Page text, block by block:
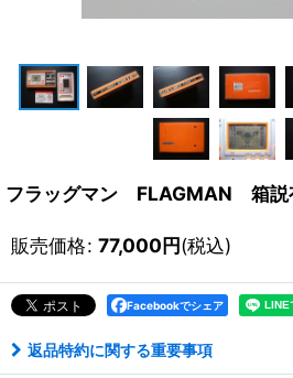
フラッグマン FLAGMAN 箱説
販売価格: 77,000円(税込)
Facebookでシェア
返品特約に関する重要事項